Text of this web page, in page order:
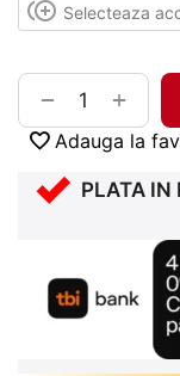
+
−
Adauga la
PLATA IN